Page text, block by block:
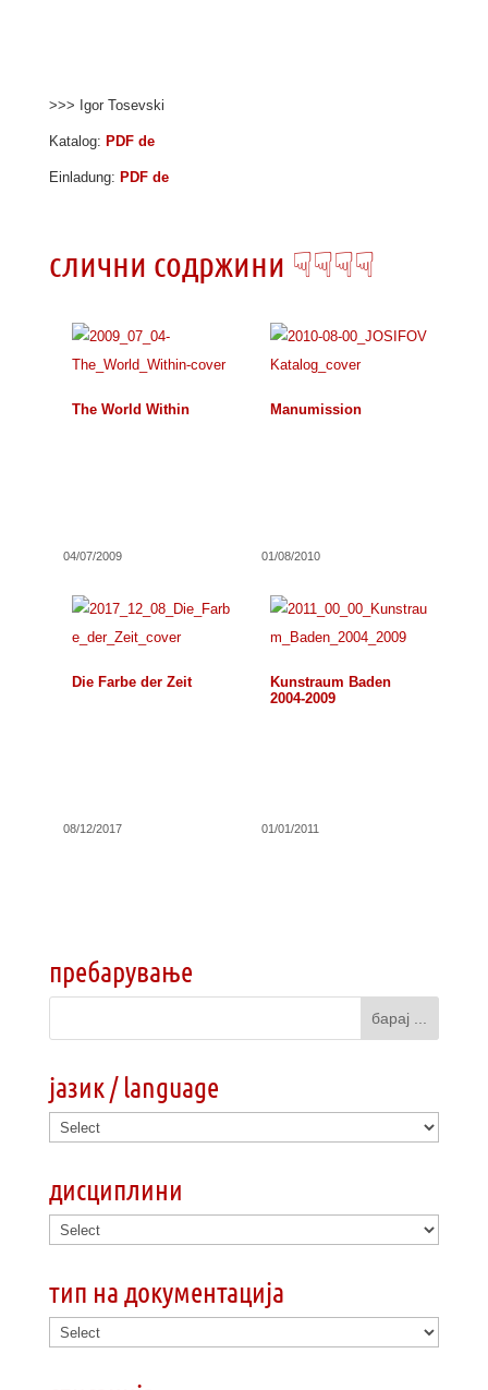
>>> Igor Tosevski
Katalog: PDF de
Einladung: PDF de
слични содржини ☟☟☟☟
The World Within
04/07/2009
Manumission
01/08/2010
Die Farbe der Zeit
08/12/2017
Kunstraum Baden
2004-2009
01/01/2011
пребарување
јазик / language
дисциплини
тип на документација